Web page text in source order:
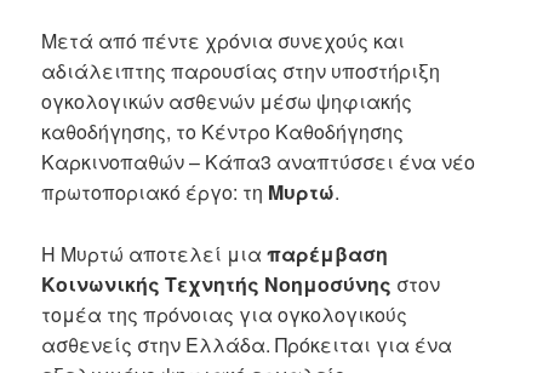
Μετά από πέντε χρόνια συνεχούς και
αδιάλειπτης παρουσίας στην υποστήριξη
ογκολογικών ασθενών μέσω ψηφιακής
καθοδήγησης, το Κέντρο Καθοδήγησης
Καρκινοπαθών – Κάπα3 αναπτύσσει ένα νέο
πρωτοποριακό έργο: τη Μυρτώ.
Η Μυρτώ αποτελεί μιαπαρέμβαση
Κοινωνικής Τεχνητής Νοημοσύνης στον
τομέα της πρόνοιας για ογκολογικούς
ασθενείς στην Ελλάδα. Πρόκειται για ένα